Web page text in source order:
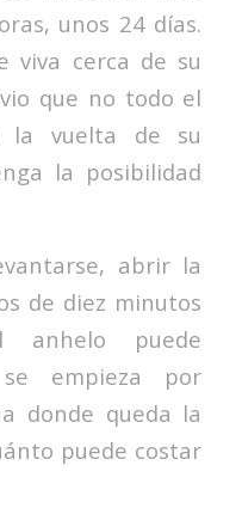
unos 24 días.
viva cerca de su
que no todo el
la vuelta de su
la posibilidad
abrir la
de diez minutos
anhelo puede
empieza por
donde queda la
puede costar